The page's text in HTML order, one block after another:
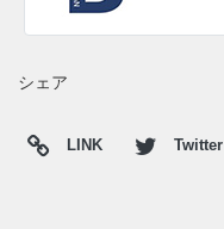
シェア
LINK Twitter